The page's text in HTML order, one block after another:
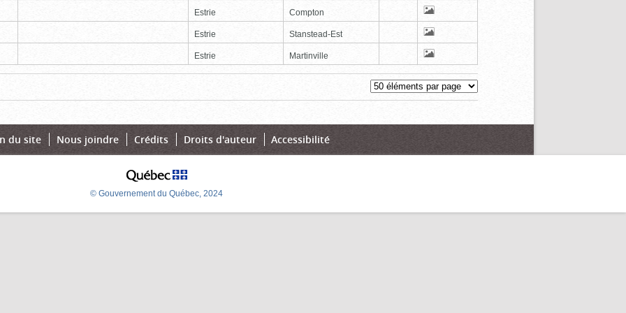
Estrie Compton
Estrie Stanstead-Est
Estrie Martinville
du site Nous joindre Crédits Droits d'auteur Accessibilité
© Gouvernement du Québec, 2024